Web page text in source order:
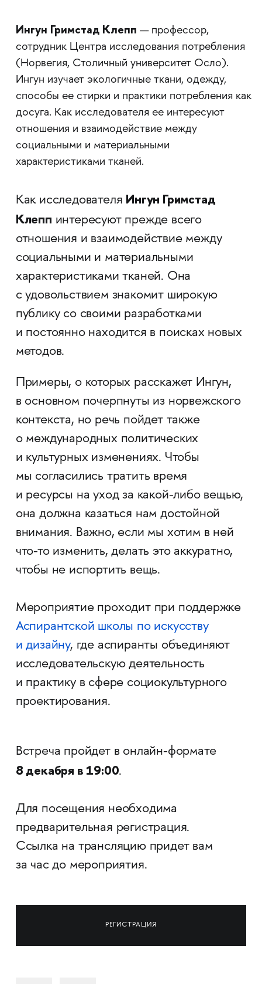
Ингун Гримстад Клепп — профессор,
сотрудник Центра исследования потребления
(Норвегия, Столичный университет Осло).
Ингун изучает экологичные ткани, одежду,
способы ее стирки и практики потребления как
досуга. Как исследователя ее интересуют
отношения и взаимодействие между
социальными и материальными
характеристиками тканей.
Как исследователя Ингун Гримстад
Клепп интересуют прежде всего
отношения и взаимодействие между
социальными и материальными
характеристиками тканей. Она
с удовольствием знакомит широкую
публику со своими разработками
и постоянно находится в поисках новых
методов.
Примеры, о которых расскажет Ингун,
в основном почерпнуты из норвежского
контекста, но речь пойдет также
о международных политических
и культурных изменениях. Чтобы
мы согласились тратить время
и ресурсы на уход за какой-либо вещью,
она должна казаться нам достойной
внимания. Важно, если мы хотим в ней
что-то изменить, делать это аккуратно,
чтобы не испортить вещь.
Мероприятие проходит при поддержке
Аспирантской школы по искусству
и дизайну, где аспиранты объединяют
исследовательскую деятельность
и практику в сфере социокультурного
проектирования.
Встреча пройдет в онлайн-формате
8 декабря в 19:00.
Для посещения необходима
предварительная регистрация.
Ссылка на трансляцию придет вам
за час до мероприятия.
РЕГИСТРАЦИЯ